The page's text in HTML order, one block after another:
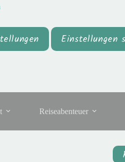
Einstellungen
Reiseabenteuer